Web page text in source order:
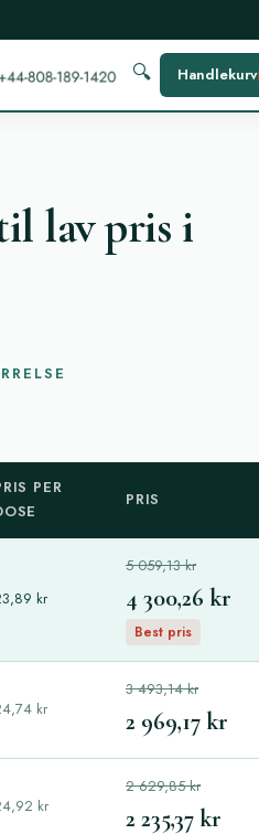
🔍 Handlekurv
lav pris i
PER
PRIS
kr
5 059,13 kr
4 300,26 kr
Best pris
kr
3 493,14 kr
2 969,17 kr
kr
2 629,85 kr
2 235,37 kr